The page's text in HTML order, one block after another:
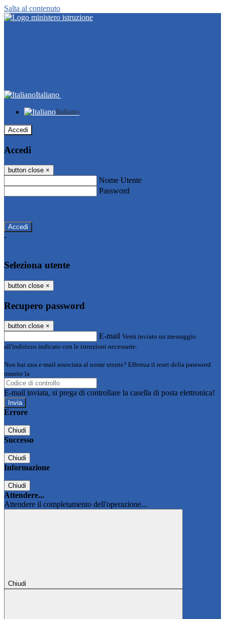
Salta al contenuto
Italiano
Italiano
Accedi
Accedi
button close ×
Nome Utente
Password
-
Seleziona utente
button close ×
Recupero password
button close ×
E-mail Verrà inviato un messaggio
all'indirizzo indicato con le istruzioni necessarie.
Non hai una e-mail associata al nome utente? Effettua il reset della password
tramite la
E-mail inviata, si prega di controllare la casella di posta elettronica!
Errore
Chiudi
Successo
Chiudi
Informazione
Chiudi
Attendere...
Attendere il completamento dell'operazione...
Chiudi